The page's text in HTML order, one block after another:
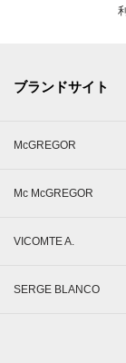
ブランドサイト
McGREGOR
Mc McGREGOR
VICOMTE A.
SERGE BLANCO